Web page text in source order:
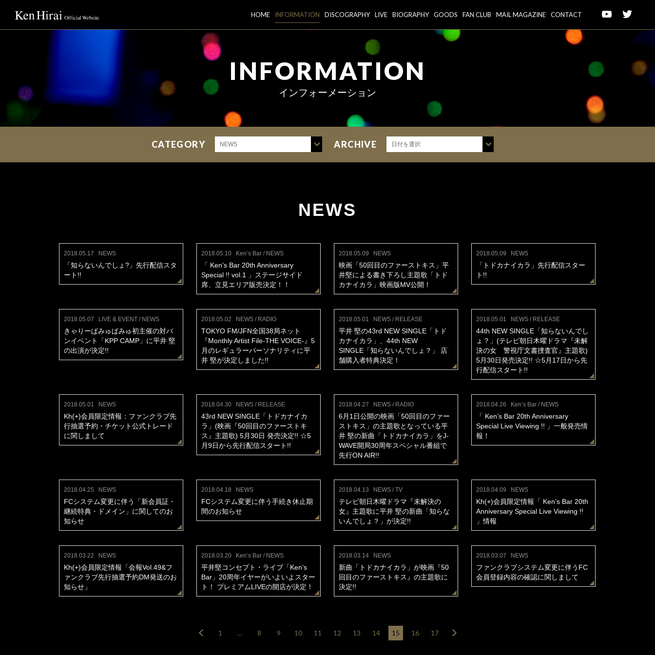
HOME INFORMATION DISCOGRAPHY LIVE BIOGRAPHY GOODS FAN CLUB MAIL MAGAZINE CONTACT
INFORMATION
インフォーメーション
CATEGORY NEWS ARCHIVE 日付を選択
NEWS
2018.05.17 NEWS
「知らないんでしょ?」先行配信スタ
ート!!
2018.05.10 Ken’s Bar / NEWS
「 Ken’s Bar 20th Anniversary
Special !! vol.1 」ステージサイド
席、立見エリア販売決定！！
2018.05.09 NEWS
映画「50回目のファーストキス」平
井堅による書き下ろし主題歌「トド
カナイカラ」映画版MV公開！
2018.05.09 NEWS
「トドカナイカラ」先行配信スター
ト!!
2018.05.07 LIVE & EVENT / NEWS
きゃりーぱみゅぱみゅ初主催の対バ
ンイベント「KPP CAMP」に平井 堅
の出演が決定!!
2018.05.02 NEWS / RADIO
TOKYO FM/JFN全国38局ネット
『Monthly Artist File-THE VOICE-』5
月のレギュラーパーソナリティに平
井 堅が決定しました!!
2018.05.01 NEWS / RELEASE
平井 堅の43rd NEW SINGLE「トド
カナイカラ」、44th NEW
SINGLE「知らないんでしょ？」 店
舗購入者特典決定！
2018.05.01 NEWS / RELEASE
44th NEW SINGLE「知らないんでし
ょ？」(テレビ朝日木曜ドラマ『未解
決の女 警視庁文書捜査官』主題歌)
5月30日発売決定!! ☆5月17日から先
行配信スタート!!
2018.05.01 NEWS
Kh(+)会員限定情報：ファンクラブ先
行抽選予約・チケット公式トレード
に関しまして
2018.04.30 NEWS / RELEASE
43rd NEW SINGLE「トドカナイカ
ラ」(映画『50回目のファーストキ
ス』主題歌) 5月30日 発売決定!! ☆5
月9日から先行配信スタート!!
2018.04.27 NEWS / RADIO
6月1日公開の映画「50回目のファー
ストキス」の主題歌となっている平
井 堅の新曲「トドカナイカラ」をJ-
WAVE開局30周年スペシャル番組で
先行ON AIR!!
2018.04.26 Ken’s Bar / NEWS
「 Ken’s Bar 20th Anniversary
Special Live Viewing !! 」一般発売情
報！
2018.04.25 NEWS
FCシステム変更に伴う「新会員証・
継続特典・ドメイン」に関してのお
知らせ
2018.04.18 NEWS
FCシステム変更に伴う手続き休止期
間のお知らせ
2018.04.13 NEWS / TV
テレビ朝日木曜ドラマ『未解決の
女』主題歌に平井 堅の新曲「知らな
いんでしょ？」が決定!!
2018.04.09 NEWS
Kh(+)会員限定情報「 Ken’s Bar 20th
Anniversary Special Live Viewing !!
」情報
2018.03.22 NEWS
Kh(+)会員限定情報「会報Vol.49&フ
ァンクラブ先行抽選予約DM発送のお
知らせ」
2018.03.20 Ken’s Bar / NEWS
平井堅コンセプト・ライブ「Ken’s
Bar」20周年イヤーがいよいよスター
ト！ プレミアムLIVEの開店が決定！
2018.03.14 NEWS
新曲「トドカナイカラ」が映画『50
回目のファーストキス』の主題歌に
決定!!
2018.03.07 NEWS
ファンクラブシステム変更に伴うFC
会員登録内容の確認に関しまして
1 … 8 9 10 11 12 13 14 15 16 17